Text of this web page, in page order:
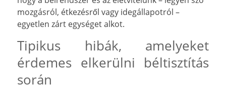
mozgásról, étkezésről vagy idegállapotról –
egyetlen zárt egységet alkot.
Tipikus hibák, amelyeket
érdemes elkerülni béltisztítás
során